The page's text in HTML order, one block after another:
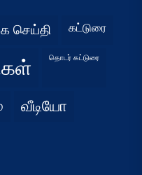
செய்தி கட்டுரை
தொடர் கட்டுரை
வீடியோ